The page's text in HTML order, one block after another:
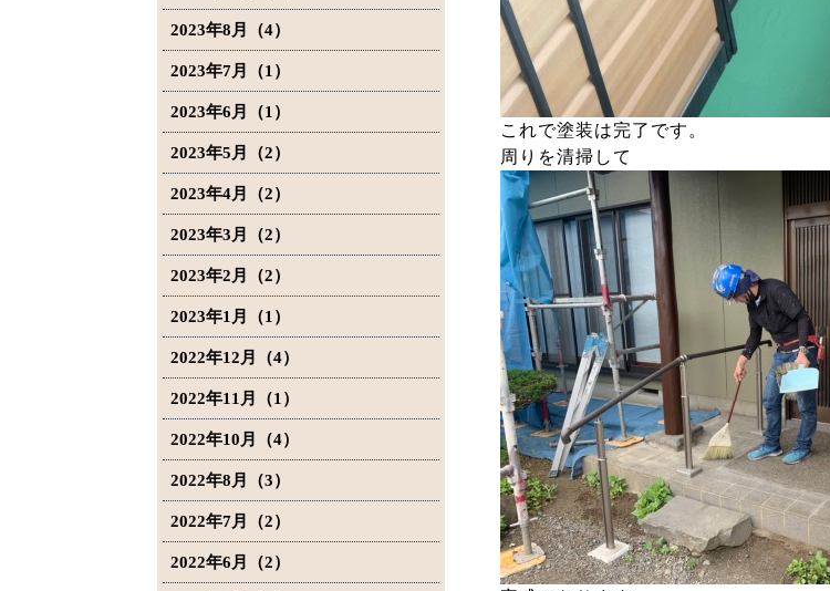
2023年8月（4）
2023年7月（1）
2023年6月（1）
2023年5月（2）
2023年4月（2）
2023年3月（2）
2023年2月（2）
2023年1月（1）
2022年12月（4）
2022年11月（1）
2022年10月（4）
2022年8月（3）
2022年7月（2）
2022年6月（2）
これで塗装は完了です。
周りを清掃して